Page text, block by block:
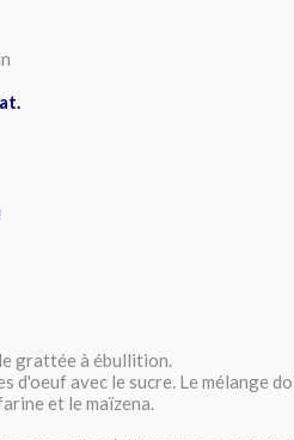
grattée à ébullition.
d'oeuf avec le sucre. Le mélange
et le maïzena.